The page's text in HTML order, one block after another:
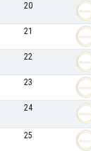
20
21
22
23
24
25